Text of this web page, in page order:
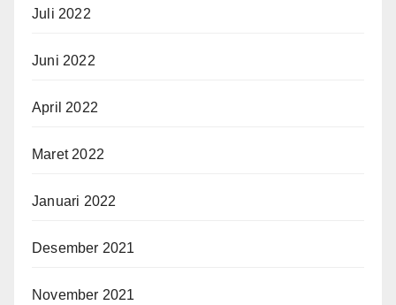
Juli 2022
Juni 2022
April 2022
Maret 2022
Januari 2022
Desember 2021
November 2021